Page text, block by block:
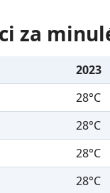
za
2023
28°C
28°C
28°C
28°C